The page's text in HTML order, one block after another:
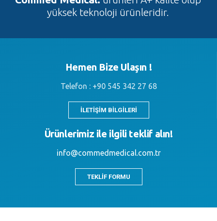
yüksek teknoloji ürünleridir.
Hemen Bize Ulaşın !
Telefon : +90 545 342 27 68
İLETİŞİM BİLGİLERİ
Ürünlerimiz ile ilgili teklif alın!
info@commedmedical.com.tr
TEKLİF FORMU